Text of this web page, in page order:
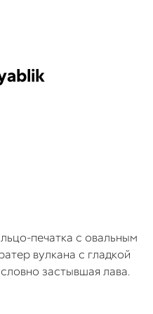
печатка с овальным
вулкана с гладкой
застывшая лава.